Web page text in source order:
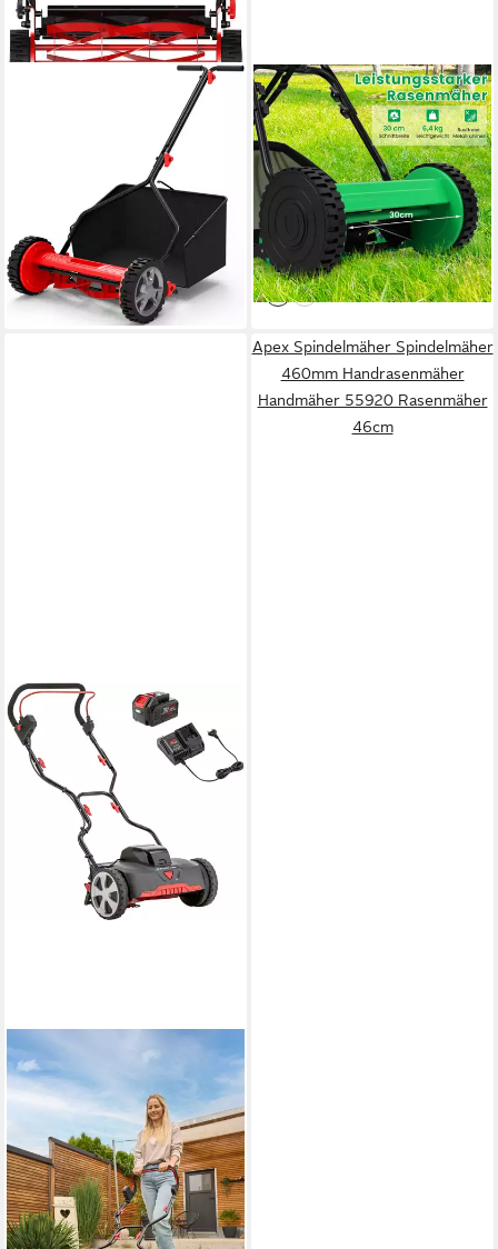
Spindelmäher »GSPM 380«,
lieferbar - in 2-3 Werktagen bei dir
COSTWAY
Spindelmäher, handgeführter
Rasenmäher,
Handrasenmäher, mit 5
Messern
89,99 €
UVP128,99 €
-30%
lieferbar - in 3-4 Werktagen bei dir
Apex Spindelmäher Spindelmäher
460mm Handrasenmäher
Handmäher 55920 Rasenmäher
46cm